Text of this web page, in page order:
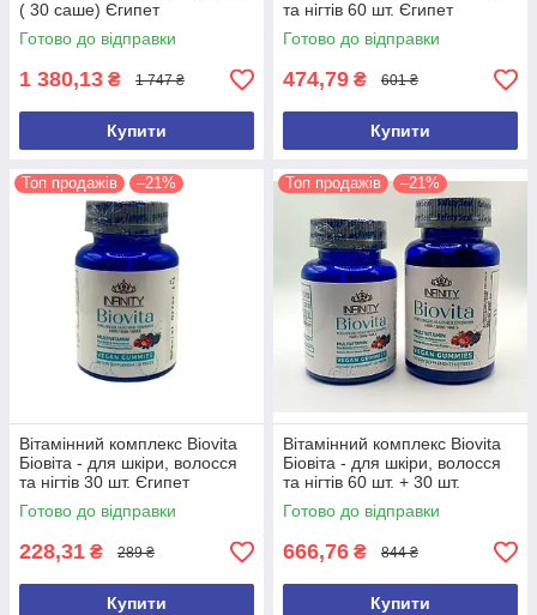
( 30 саше) Єгипет
Готово до відправки
1 380,13 ₴ 1 747 ₴
Купити
та нігтів 60 шт. Єгипет
Оригінал
Готово до відправки
474,79 ₴ 601 ₴
Купити
Топ продажів –21%
Вітамінний комплекс Biovita
Біовіта - для шкіри, волосся
та нігтів 30 шт. Єгипет
Оригінал
Готово до відправки
228,31 ₴ 289 ₴
Купити
Топ продажів –21%
Вітамінний комплекс Biovita
Біовіта - для шкіри, волосся
та нігтів 60 шт. + 30 шт.
Єгипет Оригінал
Готово до відправки
666,76 ₴ 844 ₴
Купити